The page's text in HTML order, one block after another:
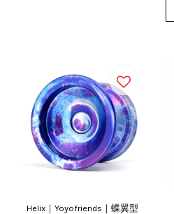
Helix｜Yoyofriends｜蝶翼型